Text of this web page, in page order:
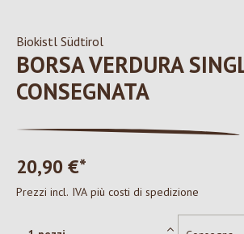
Biokistl Südtirol
BORSA VERDURA
CONSEGNATA
20,90 €*
Prezzi incl. IVA più costi di spedizione